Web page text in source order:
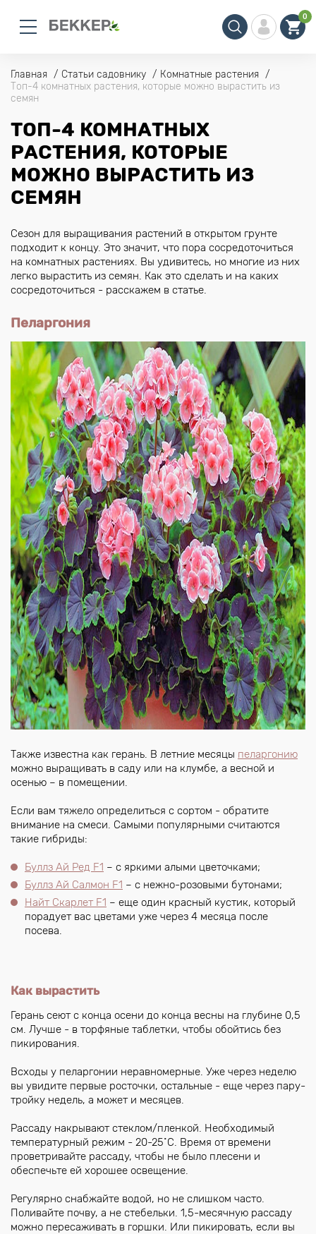
0
Главная Статьи садовнику
Комнатные растения
Топ-4 комнатных растения, которые можно вырастить из
семян
ТОП-4 КОМНАТНЫХ
РАСТЕНИЯ, КОТОРЫЕ
МОЖНО ВЫРАСТИТЬ ИЗ
СЕМЯН
Сезон для выращивания растений в открытом грунте
подходит к концу. Это значит, что пора сосредоточиться
на комнатных растениях. Вы удивитесь, но многие из них
легко вырастить из семян. Как это сделать и на каких
сосредоточиться - расскажем в статье.
Пеларгония
Также известна как герань. В летние месяцы пеларгонию
можно выращивать в саду или на клумбе, а весной и
осенью – в помещении.
Если вам тяжело определиться с сортом - обратите
внимание на смеси. Самыми популярными считаются
такие гибриды:
Буллз Ай Ред F1 – с яркими алыми цветочками;
Буллз Ай Салмон F1 – с нежно-розовыми бутонами;
Найт Скарлет F1 – еще один красный кустик, который
порадует вас цветами уже через 4 месяца после
посева.
Как вырастить
Герань сеют с конца осени до конца весны на глубине 0,5
см. Лучше - в торфяные таблетки, чтобы обойтись без
пикирования.
Всходы у пеларгонии неравномерные. Уже через неделю
вы увидите первые росточки, остальные - еще через пару-
тройку недель, а может и месяцев.
Рассаду накрывают стеклом/пленкой. Необходимый
температурный режим - 20-25˚С. Время от времени
проветривайте рассаду, чтобы не было плесени и
обеспечьте ей хорошее освещение.
Регулярно снабжайте водой, но не слишком часто.
Поливайте почву, а не стебельки. 1,5-месячную рассаду
можно пересаживать в горшки. Или пикировать, если вы